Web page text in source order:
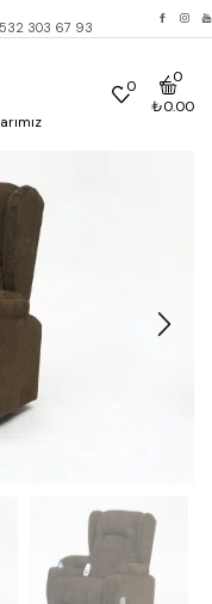
303 67 93
0
0
₺0.00